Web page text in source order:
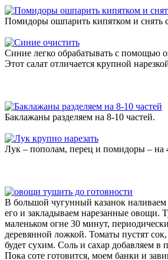
Помидоры ошпарить кипятком и снять
Синие легко обрабатывать с помощью
Этот салат отличается крупной
Баклажаны разделяем на 8-10 частей.
Лук – пополам, перец и помидоры – на
В большой чугунный казанок наливаем
его и закладываем нарезанные овощи.
маленьком огне 30 минут,
деревянной ложкой. Томаты пустят
будет сухим. Соль и сахар добавляем в
Пока соте готовится, моем банки и